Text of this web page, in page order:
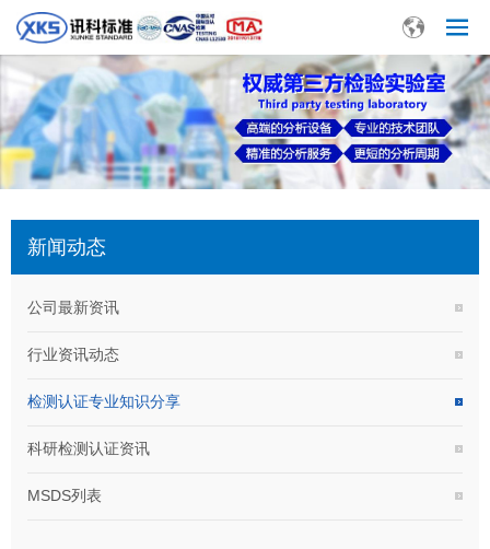
新闻动态
公司最新资讯
行业资讯动态
检测认证专业知识分享
科研检测认证资讯
MSDS列表